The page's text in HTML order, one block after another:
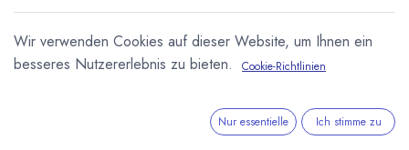
Wir verwenden Cookies auf dieser Website, um Ihnen ein
besseres Nutzererlebnis zu bieten.
Cookie-Richtlinien
Nur essentielle Ich stimme zu